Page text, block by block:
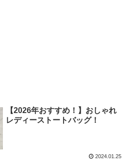
【2026年おすすめ！】おしゃれ
レディーストートバッグ！
2024.01.25